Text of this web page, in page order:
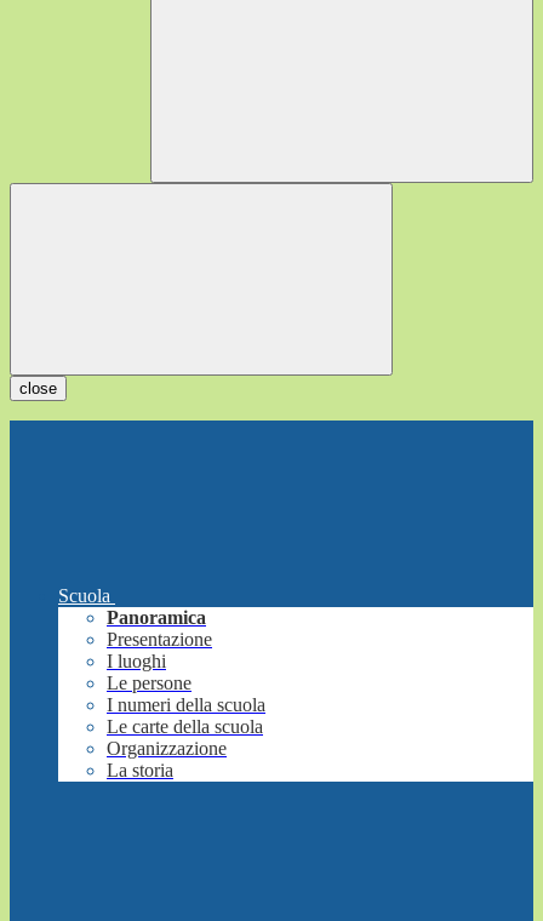
close
Scuola
Panoramica
Presentazione
I luoghi
Le persone
I numeri della scuola
Le carte della scuola
Organizzazione
La storia